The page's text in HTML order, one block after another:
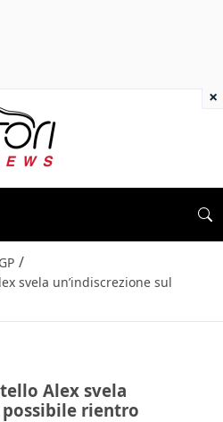
/
svela un’indiscrezione sul
Alex svela
possibile rientro
×